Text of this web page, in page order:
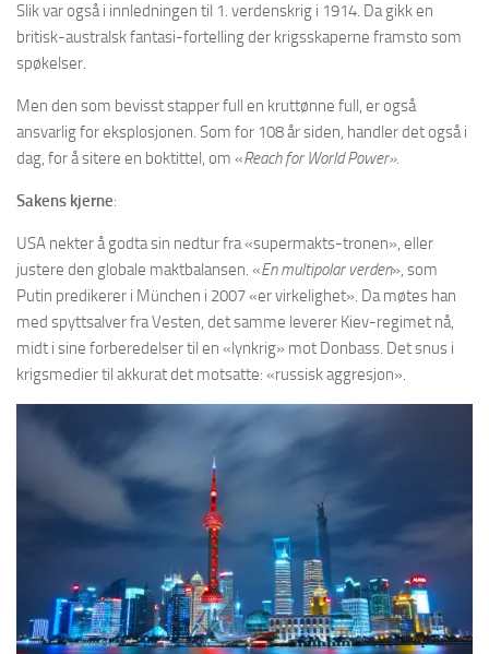
Slik var også i innledningen til 1. verdenskrig i 1914. Da gikk en
britisk-australsk fantasi-fortelling der krigsskaperne framsto som
spøkelser.
Men den som bevisst stapper full en kruttønne full, er også
ansvarlig for eksplosjonen. Som for 108 år siden, handler det også i
dag, for å sitere en boktittel, om «Reach for World Power».
Sakens kjerne:
USA nekter å godta sin nedtur fra «supermakts-tronen», eller
justere den globale maktbalansen. «En multipolar verden», som
Putin predikerer i München i 2007 «er virkelighet». Da møtes han
med spyttsalver fra Vesten, det samme leverer Kiev-regimet nå,
midt i sine forberedelser til en «lynkrig» mot Donbass. Det snus i
krigsmedier til akkurat det motsatte: «russisk aggresjon».